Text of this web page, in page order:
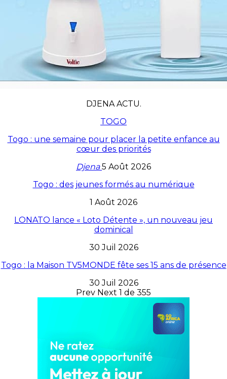
DJENA ACTU.
TOGO
Togo : une semaine pour placer la petite enfance au
cœur des priorités
Djena5 Août 2026
Togo : des jeunes formés au numérique
1 Août 2026
LONATO lance « Loto Détente », un nouveau jeu
dominical
30 Juil 2026
Togo : la Maison TV5MONDE fête ses 15 ans de présence
30 Juil 2026
Prev Next 1 de 355